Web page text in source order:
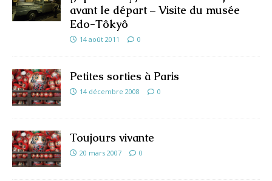
avant le départ – Visite du musée
Edo-Tôkyô
14 août 2011 0
Petites sorties à Paris
14 décembre 2008 0
Toujours vivante
20 mars 2007 0